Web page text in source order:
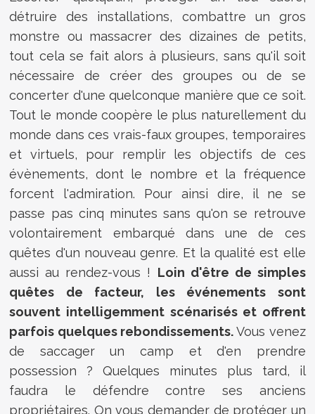
détruire des installations, combattre un gros
monstre ou massacrer des dizaines de petits,
tout cela se fait alors à plusieurs, sans qu'il soit
nécessaire de créer des groupes ou de se
concerter d'une quelconque manière que ce soit.
Tout le monde coopère le plus naturellement du
monde dans ces vrais-faux groupes, temporaires
et virtuels, pour remplir les objectifs de ces
évènements, dont le nombre et la fréquence
forcent l'admiration. Pour ainsi dire, il ne se
passe pas cinq minutes sans qu'on se retrouve
volontairement embarqué dans une de ces
quêtes d'un nouveau genre. Et la qualité est elle
aussi au rendez-vous ! Loin d'être de simples
quêtes de facteur, les événements sont
souvent intelligemment scénarisés et offrent
parfois quelques rebondissements.Vous venez
de saccager un camp et d'en prendre
possession ? Quelques minutes plus tard, il
faudra le défendre contre ses anciens
propriétaires. On vous demander de protéger un